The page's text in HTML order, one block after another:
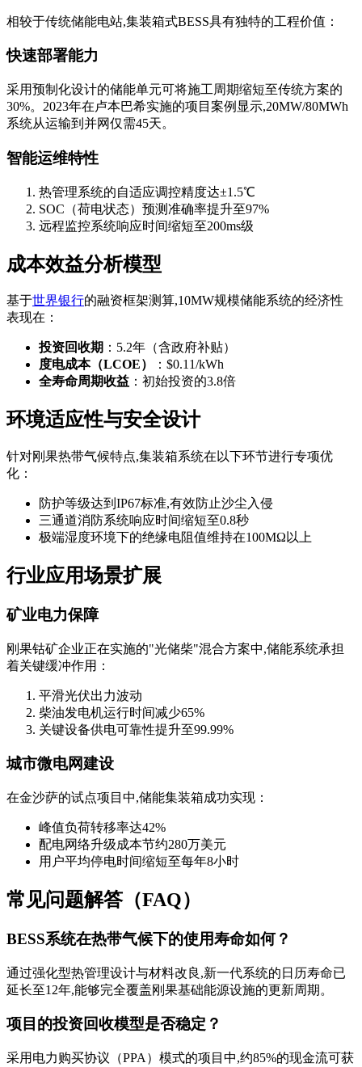
相较于传统储能电站,集装箱式BESS具有独特的工程价值：
快速部署能力
采用预制化设计的储能单元可将施工周期缩短至传统方案的
30%。2023年在卢本巴希实施的项目案例显示,20MW/80MWh
系统从运输到并网仅需45天。
智能运维特性
热管理系统的自适应调控精度达±1.5℃
SOC（荷电状态）预测准确率提升至97%
远程监控系统响应时间缩短至200ms级
成本效益分析模型
基于世界银行的融资框架测算,10MW规模储能系统的经济性
表现在：
投资回收期 ：5.2年（含政府补贴）
度电成本（LCOE）
：$0.11/kWh
全寿命周期收益 ：初始投资的3.8倍
环境适应性与安全设计
针对刚果热带气候特点,集装箱系统在以下环节进行专项优
化：
防护等级达到IP67标准,有效防止沙尘入侵
三通道消防系统响应时间缩短至0.8秒
极端湿度环境下的绝缘电阻值维持在100MΩ以上
行业应用场景扩展
矿业电力保障
刚果钴矿企业正在实施的"光储柴"混合方案中,储能系统承担
着关键缓冲作用：
平滑光伏出力波动
柴油发电机运行时间减少65%
关键设备供电可靠性提升至99.99%
城市微电网建设
在金沙萨的试点项目中,储能集装箱成功实现：
峰值负荷转移率达42%
配电网络升级成本节约280万美元
用户平均停电时间缩短至每年8小时
常见问题解答（FAQ）
BESS系统在热带气候下的使用寿命如何？
通过强化型热管理设计与材料改良,新一代系统的日历寿命已
延长至12年,能够完全覆盖刚果基础能源设施的更新周期。
项目的投资回收模型是否稳定？
采用电力购买协议（PPA）模式的项目中,约85%的现金流可获